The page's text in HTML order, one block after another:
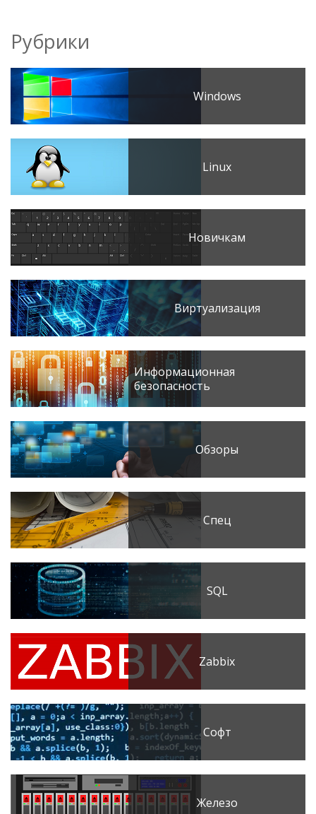
Рубрики
Windows
Linux
Новичкам
Виртуализация
Информационная
безопасность
Обзоры
Спец
SQL
Zabbix
Софт
Железо